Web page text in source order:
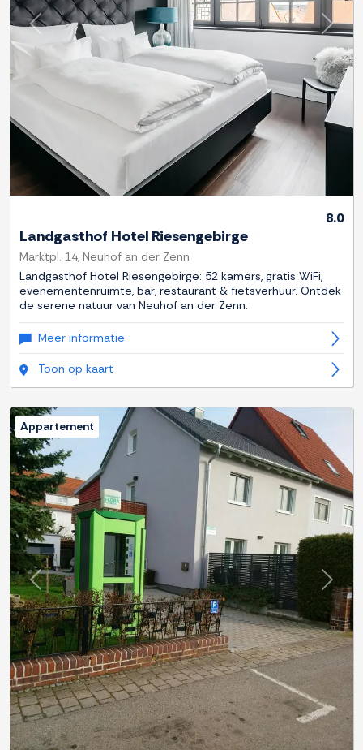
Previous Next
8.0
Landgasthof Hotel Riesengebirge
Marktpl. 14, Neuhof an der Zenn
Landgasthof Hotel Riesengebirge: 52 kamers, gratis WiFi,
evenementenruimte, bar, restaurant & fietsverhuur. Ontdek
de serene natuur van Neuhof an der Zenn.
Meer informatie
Toon op kaart
Previous Next
Appartement